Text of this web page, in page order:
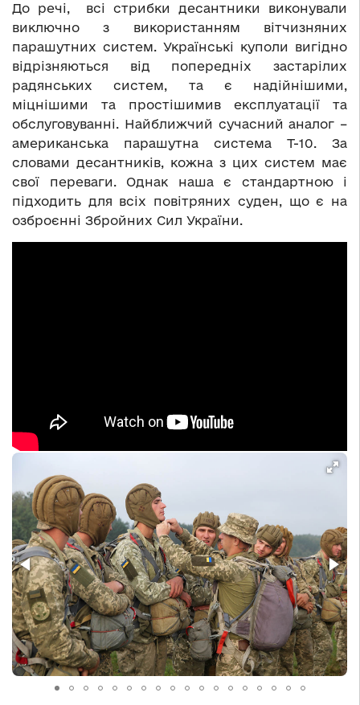
До речі, всі стрибки десантники виконували
виключно з використанням вітчизняних
парашутних систем. Українські куполи вигідно
відрізняються від попередніх застарілих
радянських систем, та є надійнішими,
міцнішими та простішимив експлуатації та
обслуговуванні. Найближчий сучасний аналог –
американська парашутна система Т-10. За
словами десантників, кожна з цих систем має
свої переваги. Однак наша є стандартною і
підходить для всіх повітряних суден, що є на
озброєнні Збройних Сил України.